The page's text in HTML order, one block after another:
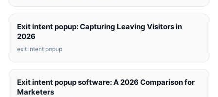
Exit intent popup: Capturing Leaving Visitors in
2026
exit intent popup
Exit intent popup software: A 2026 Comparison for
Marketers